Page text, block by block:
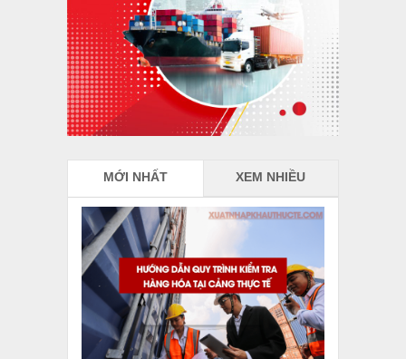
Hướng Dẫn Quy Trình Kiểm Tra Hàng
Hóa Tại Cảng Thực Tế
Kiểm tra hàng hóa tại cảng là một bước rất
quan trọng trong quá trình xuất nhập khẩu,
đảm bảo...
Nhân Viên Mua Hàng Là Gì? Công Việc
Và Kỹ Năng Cần Có